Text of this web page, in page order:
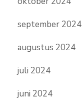
september 2024
augustus 2024
juli 2024
juni 2024